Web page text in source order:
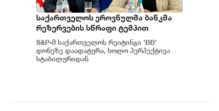
საქართველოს ეროვნულმა ბანკმა
რეზერვების სწრაფი ტემპით
დაგროვება განაგრძო და ივლისში
რეკორდულ ნიშნულს $7.1 მილიარდს
მიაღწია - S&P
S&P-მ საქართველოს რეიტინგი 'BB'
დონეზე დაადატურა, ხოლო პერპექტივა
სტაბილურიდან